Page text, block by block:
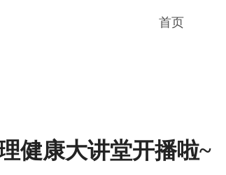
首页
健康大讲堂开播啦~